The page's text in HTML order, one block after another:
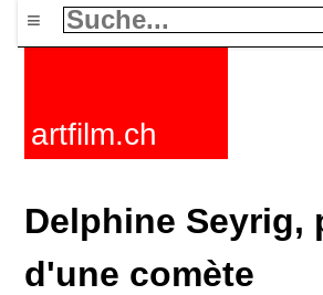
≡
artfilm.ch
Delphine Seyrig,
d'une comète